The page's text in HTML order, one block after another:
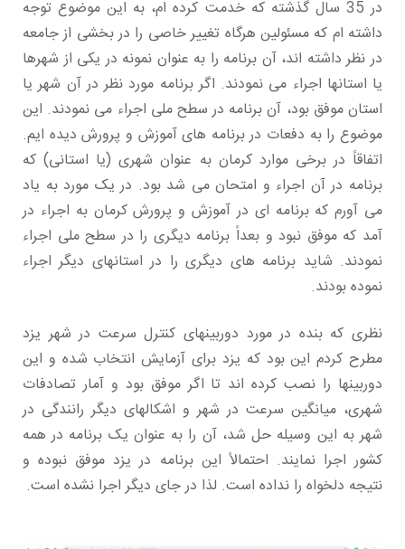
در 35 سال گذشته که خدمت کرده ام، به این موضوع توجه
داشته ام که مسئولین هرگاه تغییر خاصی را در بخشی از جامعه
در نظر داشته اند، آن برنامه را به عنوان نمونه در یکی از شهرها
یا استانها اجراء می نمودند. اگر برنامه مورد نظر در آن شهر یا
استان موفق بود، آن برنامه در سطح ملی اجراء می نمودند. این
موضوع را به دفعات در برنامه های آموزش و پرورش دیده ایم.
اتفاقاً در برخی موارد کرمان به عنوان شهری (یا استانی) که
برنامه در آن اجراء و امتحان می شد بود. در یک مورد به یاد
می آورم که برنامه ای در آموزش و پرورش کرمان به اجراء در
آمد که موفق نبود و بعداً برنامه دیگری را در سطح ملی اجراء
نمودند. شاید برنامه های دیگری را در استانهای دیگر اجراء
نموده بودند.
نظری که بنده در مورد دوربینهای کنترل سرعت در شهر یزد
مطرح کردم این بود که یزد برای آزمایش انتخاب شده و این
دوربینها را نصب کرده اند تا اگر موفق بود و آمار تصادفات
شهری، میانگین سرعت در شهر و اشکالهای دیگر رانندگی در
شهر به این وسیله حل شد، آن را به عنوان یک برنامه در همه
کشور اجرا نمایند. احتمالاً این برنامه در یزد موفق نبوده و
نتیجه دلخواه را نداده است. لذا در جای دیگر اجرا نشده است.